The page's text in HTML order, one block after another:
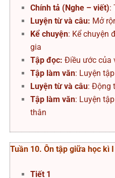
Chính tả (Nghe – viết):
Luyện từ và câu: Mở
Kể chuyện: Kể chuyện
gia
Tập đọc: Điều ước của
Tập làm văn: Luyện
Luyện từ và câu: Động
Tập làm văn: Luyện
thân
Tuần 10. Ôn tập giữa học kì I
Tiết 1